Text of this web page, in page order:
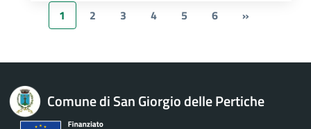
1 2 3 4 5 6 »
Comune di San Giorgio delle Pertiche